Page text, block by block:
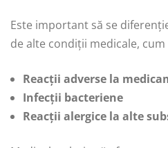
Este important să se
de alte condiții medicale, cum
Reacții adverse la
Infecții bacteriene
Reacții alergice la alte